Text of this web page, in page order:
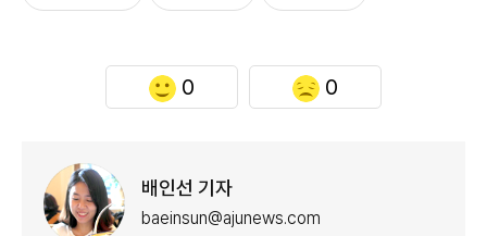
0 0
배인선 기자
baeinsun@ajunews.com